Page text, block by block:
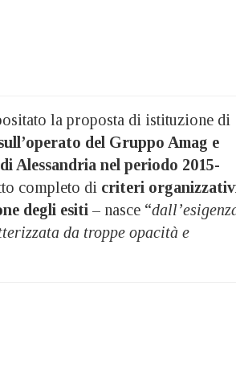
la proposta di istituzione di
del Gruppo Amag e
Alessandria nel periodo 2015-
completo di criteri
degli esiti – nasce “
da troppe opacità e